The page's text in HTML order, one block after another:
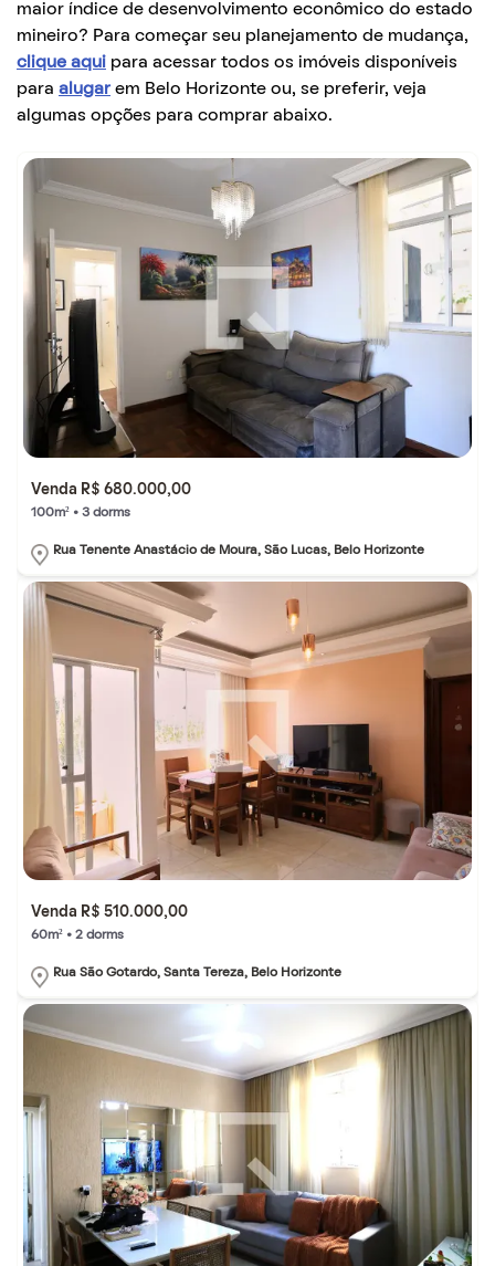
maior índice de desenvolvimento econômico do estado
mineiro? Para começar seu planejamento de mudança,
clique aqui para acessar todos os imóveis disponíveis
para alugarem Belo Horizonte ou, se preferir, veja
algumas opções para comprar abaixo.
Venda R$ 680.000,00
100m² • 3 dorms
Rua Tenente Anastácio de Moura, São Lucas, Belo Horizonte
Venda R$ 510.000,00
60m² • 2 dorms
Rua São Gotardo, Santa Tereza, Belo Horizonte